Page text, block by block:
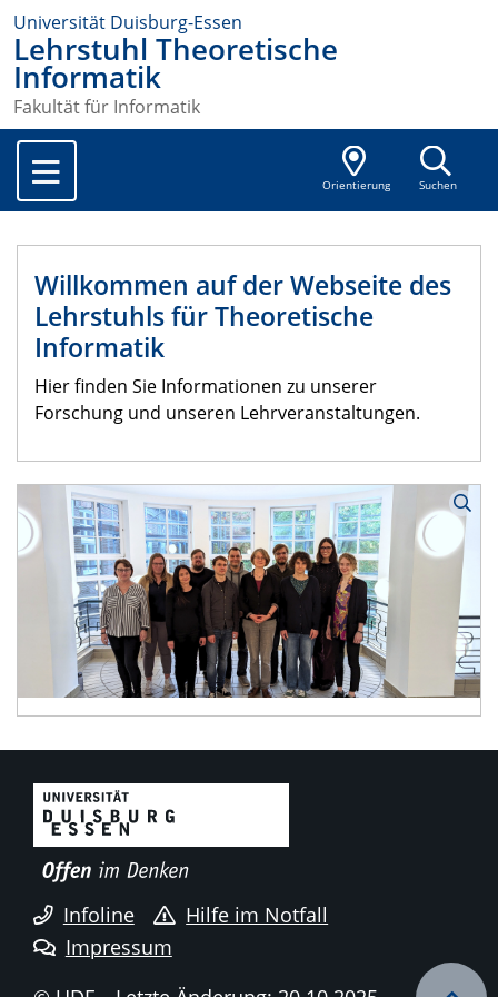
Universität Duisburg-Essen
Lehrstuhl Theoretische
Informatik
Fakultät für Informatik
Orientierung Suchen
Willkommen auf der Webseite des
Lehrstuhls für Theoretische
Informatik
Hier finden Sie Informationen zu unserer
Forschung und unseren Lehrveranstaltungen.
Infoline
Hilfe im Notfall
Impressum